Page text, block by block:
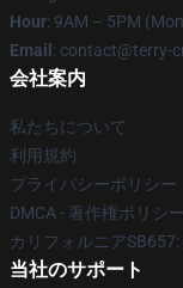
Hour: 9AM – 5PM
Email : contact@terry-
会社案内
私たちについて
利用規約
プライバシーポリシー
DMCA - 著作権ポリシー
カリフォルニア
当社のサポート